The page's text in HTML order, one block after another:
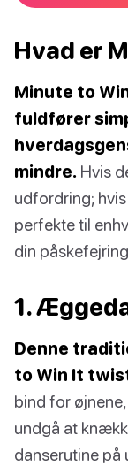
Hvad er
Minute to
fuldfører
mindre. Hvis
udfordring;
perfekte til
din
1.
Denne
to Win It
bind for
undgå at
danserutine på